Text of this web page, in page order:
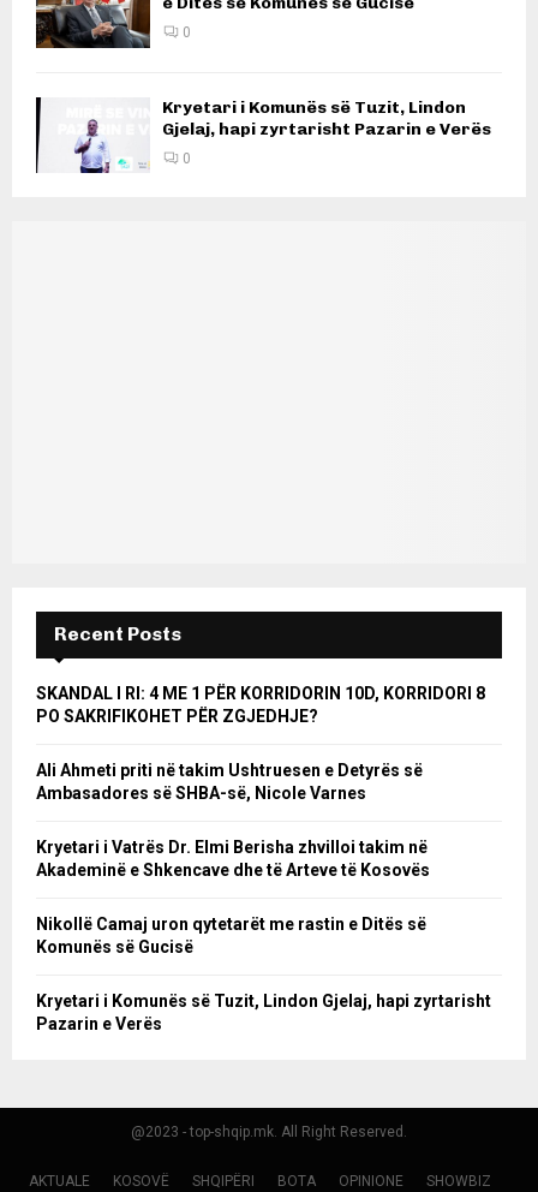
0
Kryetari i Komunës së Tuzit, Lindon
Gjelaj, hapi zyrtarisht Pazarin e Verës
0
Recent Posts
SKANDAL I RI: 4 ME 1 PËR KORRIDORIN 10D, KORRIDORI 8
PO SAKRIFIKOHET PËR ZGJEDHJE?
Ali Ahmeti priti në takim Ushtruesen e Detyrës së
Ambasadores së SHBA-së, Nicole Varnes
Kryetari i Vatrës Dr. Elmi Berisha zhvilloi takim në
Akademinë e Shkencave dhe të Arteve të Kosovës
Nikollë Camaj uron qytetarët me rastin e Ditës së
Komunës së Gucisë
Kryetari i Komunës së Tuzit, Lindon Gjelaj, hapi zyrtarisht
Pazarin e Verës
@2023 - top-shqip.mk. All Right Reserved.
AKTUALE KOSOVË SHQIPËRI BOTA OPINIONE SHOWBIZ